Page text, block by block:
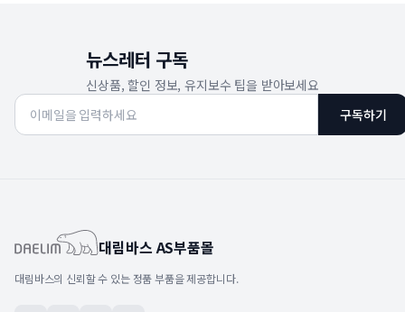
뉴스레터 구독
신상품, 할인 정보, 유지보수 팁을 받아보세요
구독하기
대림바스 AS부품몰
대림바스의 신뢰할 수 있는 정품 부품을 제공합니다.